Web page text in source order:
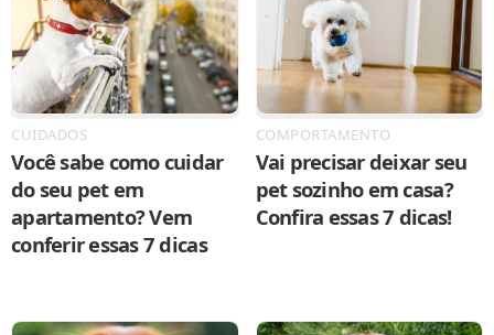
CUIDADOS
Você sabe como cuidar
do seu pet em
apartamento? Vem
conferir essas 7 dicas
COMPORTAMENTO
Vai precisar deixar seu
pet sozinho em casa?
Confira essas 7 dicas!